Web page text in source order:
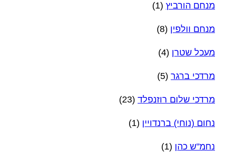
מנחם הורביץ (1)
מנחם וולפין (8)
מעכל שטרן (4)
מרדכי ברגר (5)
מרדכי שלום רוזנפלד (23)
נחום (נוחי) ברנדויין (1)
נחמ"ש כהן (1)